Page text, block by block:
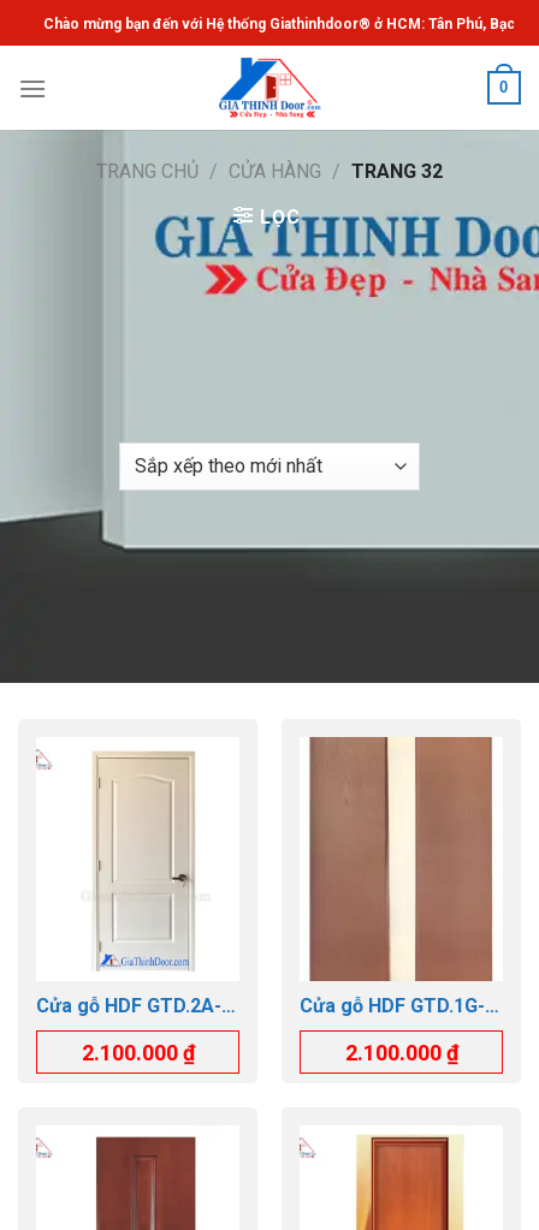
Chuyển
đến
dung
Chào mừng bạn đến với Hệ thống Giathinhdoor® ở HCM: Tân Phú, Bạch
0
TRANG CHỦ / CỬA HÀNG / TRANG 32
LỌC
Cửa gỗ HDF GTD.2A-
C1
2.100.000₫
Cửa gỗ HDF GTD.1G-
C11
2.100.000₫